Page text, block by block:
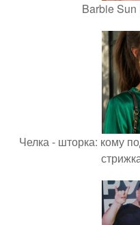
Barbie
Челка - шторка: кому